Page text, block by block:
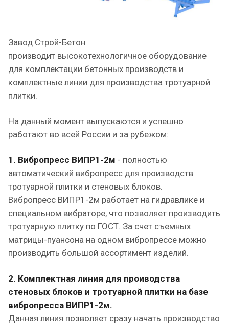
Завод Строй-Бетон
производит высокотехнологичное оборудование
для комплектации бетонных производств и
комплектные линии для производства тротуарной
плитки.
На данный момент выпускаются и успешно
работают во всей России и за рубежом:
1. Вибропресс ВИПР1-2м - полностью
автоматический вибропресс для производств
тротуарной плитки и стеновых блоков.
Вибропресс ВИПР1-2м работает на гидравлике и
специальном вибраторе, что позволяет производить
тротуарную плитку по ГОСТ. За счет съемных
матрицы-пуансона на одном вибропрессе можно
производить большой ассортимент изделий.
2. Комплектная линия для проиводства
стеновых блоков и тротуарной плитки на базе
вибропресса ВИПР1-2м.
Данная линия позволяет сразу начать производство